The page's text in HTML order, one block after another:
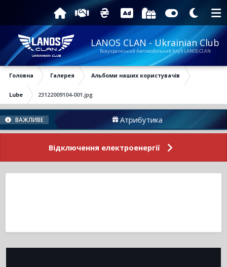
LANOS CLAN - Ukrainian Club
Всеукраїнський Автомобільний Клуб LANOS CLAN
Головна Галерея Альбоми наших користувачів
Lube 23122009104-001.jpg
ВАЖЛИВЕ Атрибутика
Відключення електроенергії